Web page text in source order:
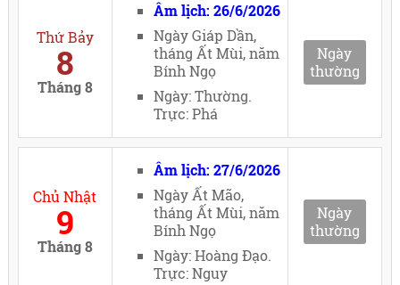
Thứ Bảy
8
Tháng 8
Âm lịch: 26/6/2026
Ngày Giáp Dần,
tháng Ất Mùi, năm
Bính Ngọ
Ngày: Thường.
Trực: Phá
Ngày
thường
Chủ Nhật
9
Tháng 8
Âm lịch: 27/6/2026
Ngày Ất Mão,
tháng Ất Mùi, năm
Bính Ngọ
Ngày: Hoàng Đạo.
Trực: Nguy
Ngày
thường